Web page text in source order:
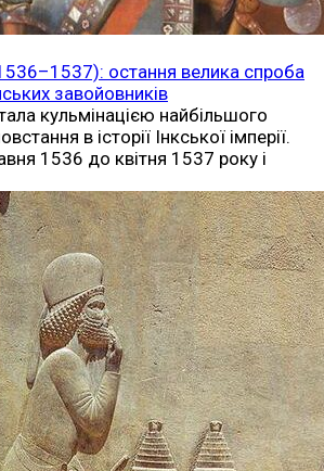
остання велика спроба
завойовників
кульмінацією найбільшого
в історії Інкської імперії.
1536 до квітня 1537 року і